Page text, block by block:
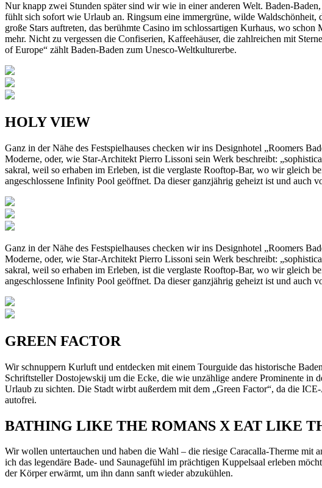
Nur knapp zwei Stunden später sind wir wie in einer anderen Welt. Baden-
fühlt sich sofort wie Urlaub an. Ringsum eine immergrüne, wilde Waldschönheit,
große Stars auftreten, das berühmte Casino im schlossartigen Kurhaus, wo
mehr. Nicht zu vergessen die Confiserien, Kaffeehäuser, die zahlreichen mit
of Europe“ zählt Baden-Baden zum Unesco-Weltkulturerbe.
HOLY VIEW
Ganz in der Nähe des Festspielhauses checken wir ins Designhotel „Roomers
Moderne, oder, wie Star-Architekt Pierro Lissoni sein Werk beschreibt:
sakral, weil so erhaben im Erleben, ist die verglaste Rooftop-Bar, wo wir gleich
angeschlossene Infinity Pool geöffnet. Da dieser ganzjährig geheizt ist und auch
Ganz in der Nähe des Festspielhauses checken wir ins Designhotel „Roomers
Moderne, oder, wie Star-Architekt Pierro Lissoni sein Werk beschreibt:
sakral, weil so erhaben im Erleben, ist die verglaste Rooftop-Bar, wo wir gleich
angeschlossene Infinity Pool geöffnet. Da dieser ganzjährig geheizt ist und auch
GREEN FACTOR
Wir schnuppern Kurluft und entdecken mit einem Tourguide das historische
Schriftsteller Dostojewskij um die Ecke, die wie unzählige andere Prominente in
Urlaub zu sichten. Die Stadt wirbt außerdem mit dem „Green Factor“, da die
autofrei.
BATHING LIKE THE ROMANS X EAT LIKE
Wir wollen untertauchen und haben die Wahl – die riesige Caracalla-Therme mit
ich das legendäre Bade- und Saunagefühl im prächtigen Kuppelsaal erleben
der Körper erwärmt, um ihn dann sanft wieder abzukühlen.